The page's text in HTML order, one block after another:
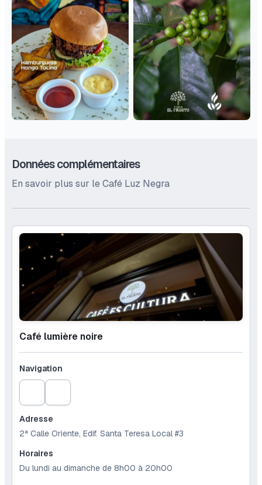
Données complémentaires
En savoir plus sur le Café Luz Negra
Café lumière noire
Navigation
Adresse
2ª Calle Oriente, Edif. Santa Teresa Local #3
Horaires
Du lundi au dimanche de 8h00 à 20h00